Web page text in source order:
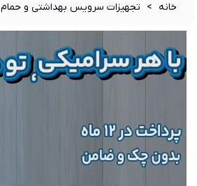
خانه > تجهیزات سرویس بهداشتی و حمام